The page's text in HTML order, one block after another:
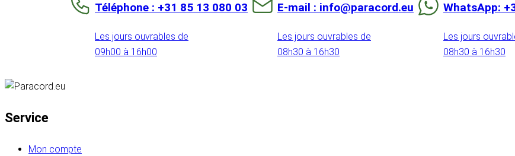
Téléphone : +31 85 13 080 03
Les jours ouvrables de
09h00 à 16h00
E-mail : info@paracord.eu
Les jours ouvrables de
08h30 à 16h30
WhatsApp:
Les jours
08h30 à 16h30
Service
Mon compte